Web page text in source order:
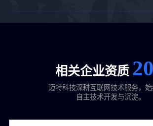
相关企业资质
迈特科技深耕互联网技术服务，
自主技术开发与沉淀。